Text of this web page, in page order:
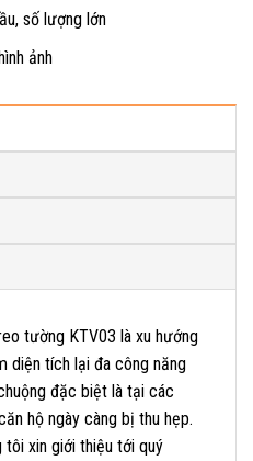
số lượng lớn
ảnh
tường KTV03 là xu hướng
diện tích lại đa công năng
đặc biệt là tại các
hộ ngày càng bị thu hẹp.
tôi xin giới thiệu tới quý